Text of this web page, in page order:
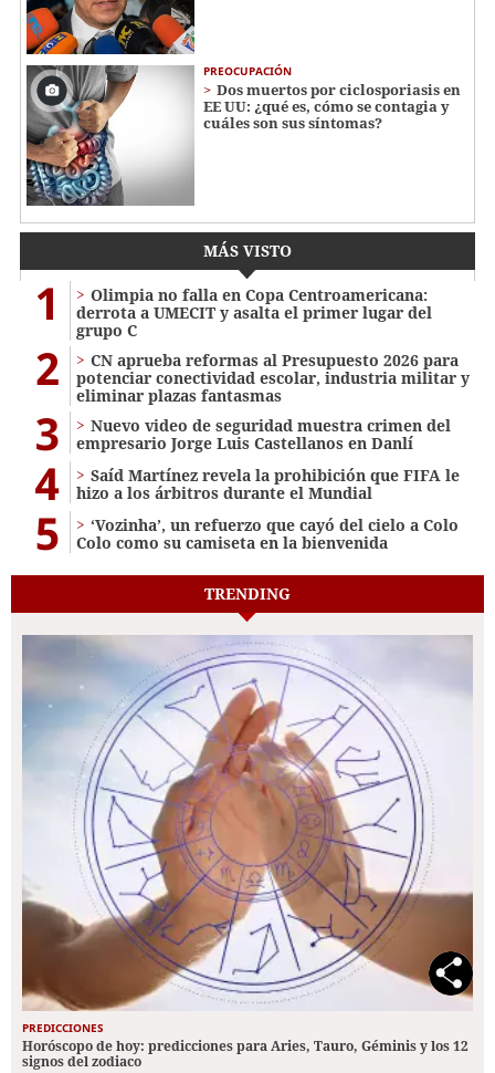
PREOCUPACIÓN
Dos muertos por ciclosporiasis en
EE UU: ¿qué es, cómo se contagia y
cuáles son sus síntomas?
MÁS VISTO
1
Olimpia no falla en Copa Centroamericana:
derrota a UMECIT y asalta el primer lugar del
grupo C
2
CN aprueba reformas al Presupuesto 2026 para
potenciar conectividad escolar, industria militar y
eliminar plazas fantasmas
3
Nuevo video de seguridad muestra crimen del
empresario Jorge Luis Castellanos en Danlí
4
Saíd Martínez revela la prohibición que FIFA le
hizo a los árbitros durante el Mundial
5
‘Vozinha’, un refuerzo que cayó del cielo a Colo
Colo como su camiseta en la bienvenida
TRENDING
PREDICCIONES
Horóscopo de hoy: predicciones para Aries, Tauro, Géminis y los 12
signos del zodiaco